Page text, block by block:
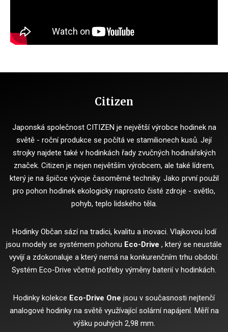
Citizen
Japonská společnost CITIZEN je největší výrobce hodinek na
světě - roční produkce se počítá ve stamilionech kusů. Její
strojky najdete také v hodinkách řady zvučných hodinářských
značek. Citizen je nejen největším výrobcem, ale také lídrem,
který je na špičce vývoje časoměrné techniky. Jako první použil
pro pohon hodinek ekologicky naprosto čisté zdroje - světlo,
pohyb, teplo lidského těla.
Hodinky Občan sází na tradici, kvalitu a inovaci. Vlajkovou lodí
jsou modely se systémem pohonu Eco-Drive , který se neustále
vyvíjí a zdokonaluje a který nemá na konkurenčním trhu období.
Systém Eco-Drive včetně potřeby výměny baterií v hodinkách.
Hodinky kolekce Eco-Drive One jsou v současnosti nejtenčí
analogové hodinky na světě využívající solární napájení. Měří na
výšku pouhých 2,98 mm.